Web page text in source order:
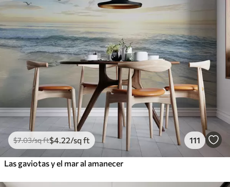
$7.03/sq ft$4 .22/sq ft 111
Las gaviotas y el mar al amanecer